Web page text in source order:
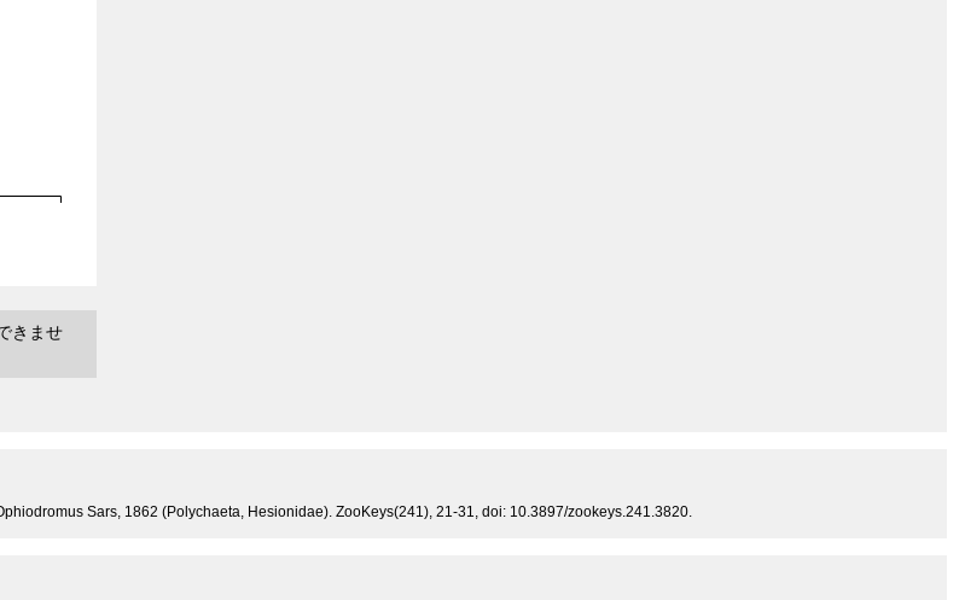
きませ
Sars, 1862 (Polychaeta, Hesionidae). ZooKeys(241), 21-31, doi: 10.3897/zookeys.241.3820.